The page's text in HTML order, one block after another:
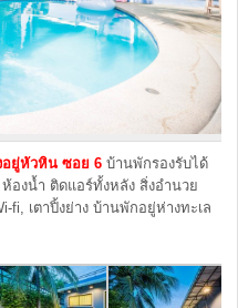
ยู่หัวหิน ซอย 6 บ้านพักรองรับได้
งน้ำ ติดแอร์ทั้งหลัง สิ่งอำนวย
เตาปิ้งย่าง บ้านพักอยู่ห่างทะเล